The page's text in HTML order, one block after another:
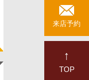
来店予約
↑
TOP